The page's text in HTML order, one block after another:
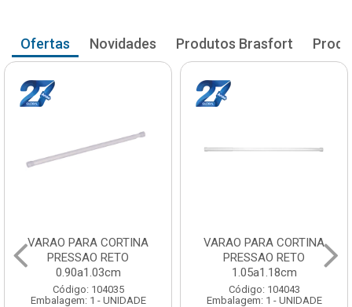
Ofertas Novidades Produtos Brasfort
VARAO PARA CORTINA
PRESSAO RETO
0.90a1.03cm
Código: 104035
Embalagem: 1 - UNIDADE
VARAO PARA CORTINA
PRESSAO RETO
1.05a1.18cm
Código: 104043
Embalagem: 1 - UNIDADE